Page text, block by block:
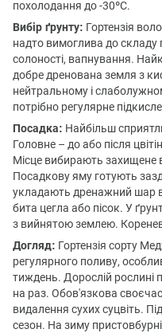
похолодання до -30ºС.
Вибір ґрунту: Гортензія
надто вимоглива до складу
солоності, вапнування.
добре дренована земля з
нейтральному і
потрібно регулярне
Посадка: Найбільш
Головне – до або після
Місце вибирають захищене
Посадкову яму готують
укладають дренажний шар
бита цегла або пісок. У
з вийнятою землею.
Догляд: Гортензія сорту
регулярного поливу,
тиждень. Дорослій рослині
на раз. Обов'язкова
видалення сухих суцвіть.
сезон. На зиму